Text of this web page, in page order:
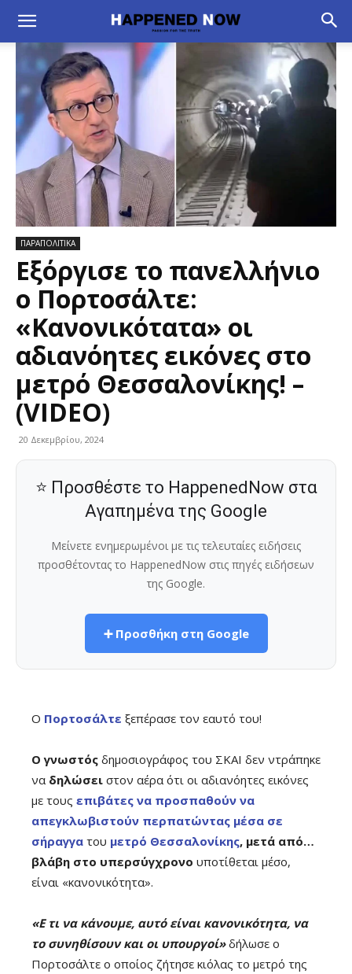
ΠΑΡΑΠΟΛΙΤΙΚΑ
Εξόργισε το πανελλήνιο
ο Πορτοσάλτε:
«Κανονικότατα» οι
αδιανόητες εικόνες στο
μετρό Θεσσαλονίκης! –
(VIDEO)
20 Δεκεμβρίου, 2024
⭐ Προσθέστε το HappenedNow στα
Αγαπημένα της Google
Μείνετε ενημερωμένοι με τις τελευταίες ειδήσεις
προσθέτοντας το HappenedNow στις πηγές ειδήσεων
της Google.
➕ Προσθήκη στη Google
Ο Πορτοσάλτε ξεπέρασε τον εαυτό του!
Ο γνωστός δημοσιογράφος του ΣΚΑΙ δεν ντράπηκε
να δηλώσει στον αέρα ότι οι αδιανόητες εικόνες
με τους επιβάτες να προσπαθούν να
απεγκλωβιστούν περπατώντας μέσα σε
σήραγγα του μετρό Θεσσαλονίκης, μετά από…
βλάβη στο υπερσύγχρονο υποτίθεται μέσο,
είναι «κανονικότητα».
«Ε τι να κάνουμε, αυτό είναι κανονικότητα, να
το συνηθίσουν και οι υπουργοί» δήλωσε ο
Πορτοσάλτε ο οποίος ζήτησε κιόλας το μετρό της